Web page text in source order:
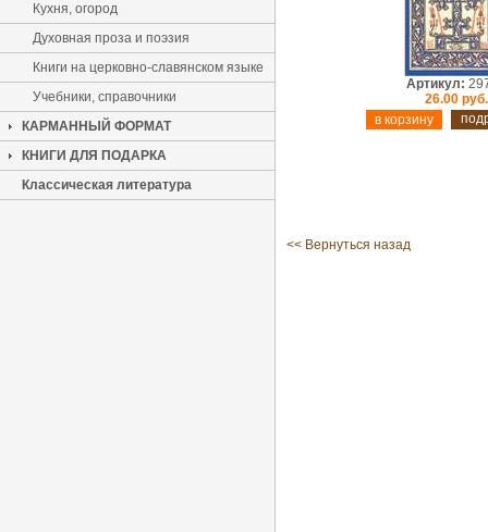
Кухня, огород
Духовная проза и поэзия
Книги на церковно-славянском языке
Учебники, справочники
КАРМАННЫЙ ФОРМАТ
КНИГИ ДЛЯ ПОДАРКА
Классическая литература
Артикул:
26.00 руб.
<< Вернуться назад